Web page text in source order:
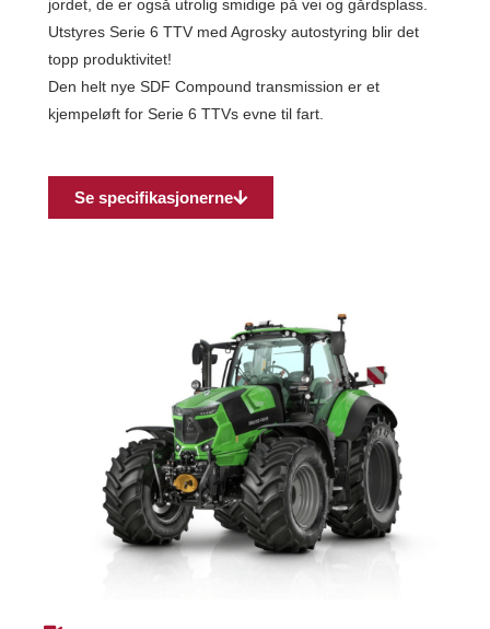
jordet, de er også utrolig smidige på vei og gårdsplass.
Utstyres Serie 6 TTV med Agrosky autostyring blir det
topp produktivitet!
Den helt nye SDF Compound transmission er et
kjempeløft for Serie 6 TTVs evne til fart.
Se specifikasjonerne